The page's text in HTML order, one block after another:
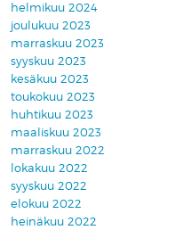
helmikuu 2024
joulukuu 2023
marraskuu 2023
syyskuu 2023
kesäkuu 2023
toukokuu 2023
huhtikuu 2023
maaliskuu 2023
marraskuu 2022
lokakuu 2022
syyskuu 2022
elokuu 2022
heinäkuu 2022